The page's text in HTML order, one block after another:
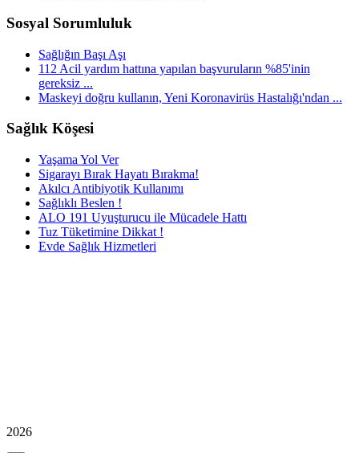
Sosyal Sorumluluk
Sağlığın Başı Aşı
112 Acil yardım hattına yapılan başvuruların %85'inin
gereksiz ...
Maskeyi doğru kullanın, Yeni Koronavirüs Hastalığı'ndan ...
Sağlık Köşesi
Yaşama Yol Ver
Sigarayı Bırak Hayatı Bırakma!
Akılcı Antibiyotik Kullanımı
Sağlıklı Beslen !
ALO 191 Uyuşturucu ile Mücadele Hattı
Tuz Tüketimine Dikkat !
Evde Sağlık Hizmetleri
2026